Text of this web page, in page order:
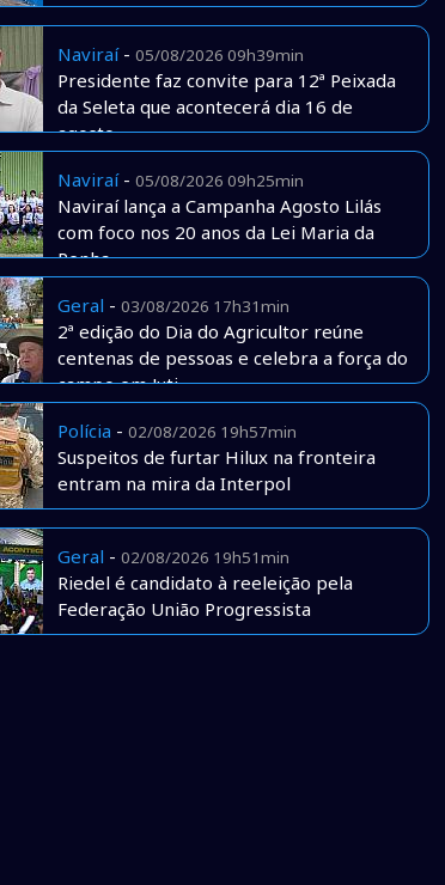
Naviraí- 05/08/2026 09h39min
Presidente faz convite para 12ª Peixada
da Seleta que acontecerá dia 16 de
agosto
Naviraí- 05/08/2026 09h25min
Naviraí lança a Campanha Agosto Lilás
com foco nos 20 anos da Lei Maria da
Penha
Geral - 03/08/2026 17h31min
2ª edição do Dia do Agricultor reúne
centenas de pessoas e celebra a força do
campo em Juti
Polícia - 02/08/2026 19h57min
Suspeitos de furtar Hilux na fronteira
entram na mira da Interpol
Geral - 02/08/2026 19h51min
Riedel é candidato à reeleição pela
Federação União Progressista